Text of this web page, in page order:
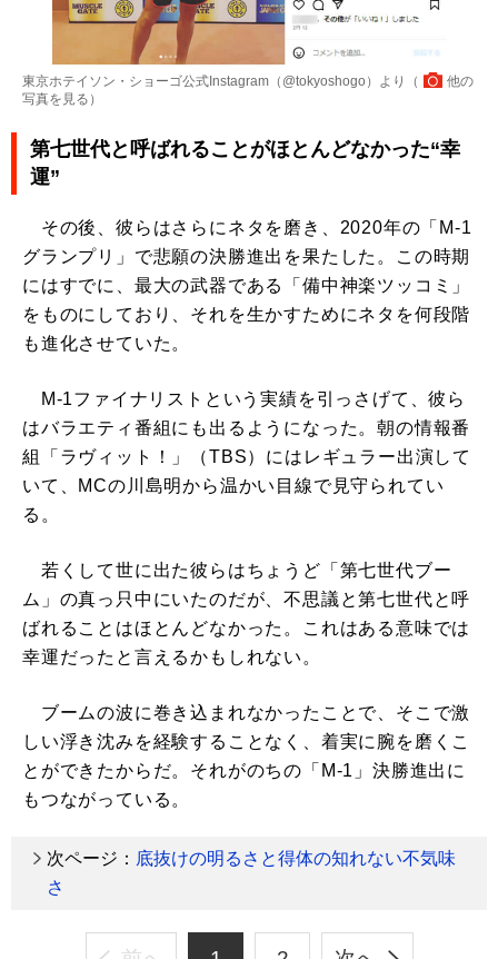
東京ホテイソン・ショーゴ公式Instagram（@tokyoshogo）より（
他の
写真を見る ）
第七世代と呼ばれることがほとんどなかった“幸
運”
その後、彼らはさらにネタを磨き、2020年の「M-1
グランプリ」で悲願の決勝進出を果たした。この時期
にはすでに、最大の武器である「備中神楽ツッコミ」
をものにしており、それを生かすためにネタを何段階
も進化させていた。
M-1ファイナリストという実績を引っさげて、彼ら
はバラエティ番組にも出るようになった。朝の情報番
組「ラヴィット！」（TBS）にはレギュラー出演して
いて、MCの川島明から温かい目線で見守られてい
る。
若くして世に出た彼らはちょうど「第七世代ブー
ム」の真っ只中にいたのだが、不思議と第七世代と呼
ばれることはほとんどなかった。これはある意味では
幸運だったと言えるかもしれない。
ブームの波に巻き込まれなかったことで、そこで激
しい浮き沈みを経験することなく、着実に腕を磨くこ
とができたからだ。それがのちの「M-1」決勝進出に
もつながっている。
次ページ： 底抜けの明るさと得体の知れない不気味
さ